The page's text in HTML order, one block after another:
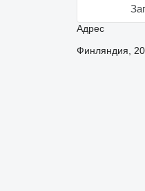
Адрес
Финляндия,